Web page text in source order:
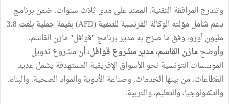
وتندرج المرافقة التقنية، الممتد على مدى ثلاث سنوات، ضمن برنامج
دعم شامل موّلته الوكالة الفرنسية للتنمية (AFD) بقيمة جملية بلغت 3.8
مليون أورو، وفق ما صرّح به مدير برنامج "قوافل" مازن القاسم.
وأوضحمازن القاسم، مدير مشروع قوافل،أن مشروع تدويل
المؤسسات التونسية نحو الأسواق الإفريقية المستهدفة يشمل عديد
القطاعات، من بينها الخدمات، وصناعة الأدوية والمواد الصحية، والبناء،
والتكنولوجيا، والتعليم، والتربية.